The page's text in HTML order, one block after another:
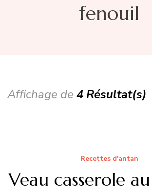
fenouil
Affichage de 4 Résultat(s)
Recettes d'antan
Veau casserole